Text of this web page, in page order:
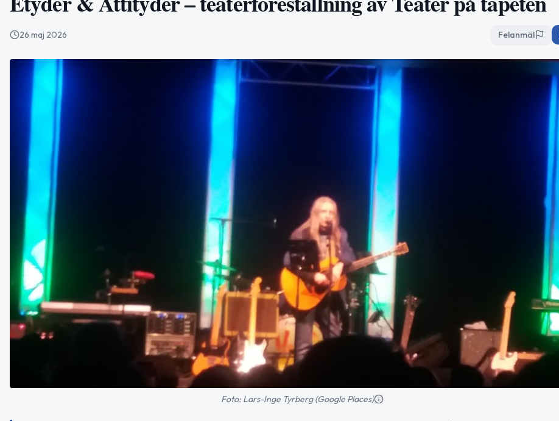
26 maj 2026 Felanmäl
Foto: Lars-Inge Tyrberg (Google Places)